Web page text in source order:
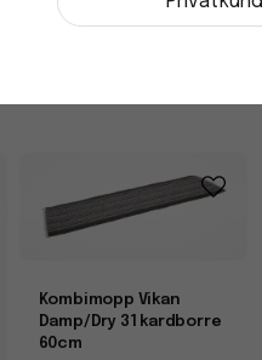
Kombimopp Vikan
Damp/Dry 31 kardborre
60cm